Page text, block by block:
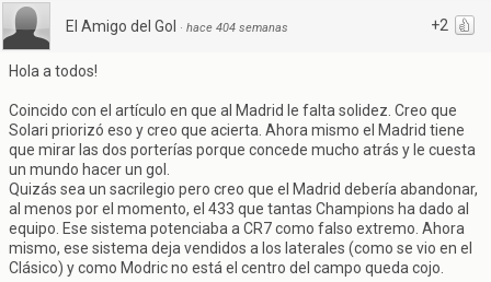
+2
El Amigo del Gol · hace 404 semanas
Hola a todos!
Coincido con el artículo en que al Madrid le falta solidez. Creo que
Solari priorizó eso y creo que acierta. Ahora mismo el Madrid tiene
que mirar las dos porterías porque concede mucho atrás y le cuesta
un mundo hacer un gol.
Quizás sea un sacrilegio pero creo que el Madrid debería abandonar,
al menos por el momento, el 433 que tantas Champions ha dado al
equipo. Ese sistema potenciaba a CR7 como falso extremo. Ahora
mismo, ese sistema deja vendidos a los laterales (como se vio en el
Clásico) y como Modric no está el centro del campo queda cojo.